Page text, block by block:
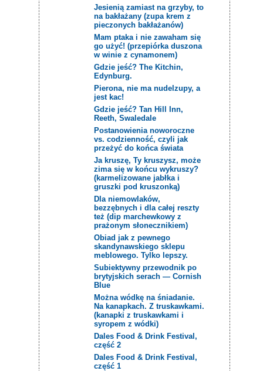
Jesienią zamiast na grzyby, to
na bakłażany (zupa krem z
pieczonych bakłażanów)
Mam ptaka i nie zawaham się
go użyć! (przepiórka duszona
w winie z cynamonem)
Gdzie jeść? The Kitchin,
Edynburg.
Pierona, nie ma nudelzupy, a
jest kac!
Gdzie jeść? Tan Hill Inn,
Reeth, Swaledale
Postanowienia noworoczne
vs. codzienność, czyli jak
przeżyć do końca świata
Ja kruszę, Ty kruszysz, może
zima się w końcu wykruszy?
(karmelizowane jabłka i
gruszki pod kruszonką)
Dla niemowlaków,
bezzębnych i dla całej reszty
też (dip marchewkowy z
prażonym słonecznikiem)
Obiad jak z pewnego
skandynawskiego sklepu
meblowego. Tylko lepszy.
Subiektywny przewodnik po
brytyjskich serach — Cornish
Blue
Można wódkę na śniadanie.
Na kanapkach. Z truskawkami.
(kanapki z truskawkami i
syropem z wódki)
Dales Food & Drink Festival,
część 2
Dales Food & Drink Festival,
część 1